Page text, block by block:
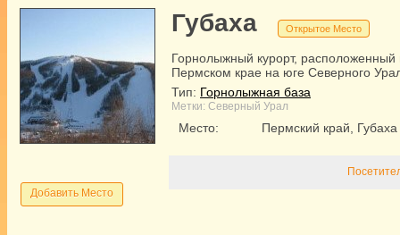
Губаха Открытое Место
Горнолыжный курорт, расположенный
Пермском крае на юге Северного
Тип: Горнолыжная база
Метки: Северный Урал
Место: Пермский край, Губаха
Добавить Место